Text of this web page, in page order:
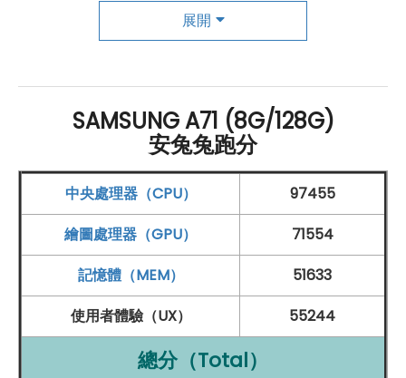
Galaxy A71 主相機採用矩形模組設計，分別
鏡頭（F2.2光圈）+ 500 萬畫素景深（F2.2光圈）+ 500
萬畫素 40mm 微距（F2.4光圈 ），搭載 30 種 AI 場景智
慧辨識及瑕疵檢測，拍照時自動將色彩最佳化，還能自動
偵測閉眼、鏡頭污漬、模糊及過度背光；透過廣角鏡頭可
享有「intelligent switch」功能，會建議 Wide Shot 模
式並自動開啟；並支援超穩定動態攝影，提供絕佳錄影品
質，輕鬆捕捉動態美。SAMSUNGGalaxy A71 前置 3,200
萬畫素自拍鏡頭（F2.2光圈
），具備大眼、美肌、瘦臉及
各式濾鏡效果，秀出不同照片 style。
展開
SAMSUNG A71 (8G/128G)
安兔兔跑分
中央處理器（CPU）
97455
繪圖處理器（GPU）
71554
記憶體（MEM）
51633
使用者體驗（UX）
55244
總分（Total）